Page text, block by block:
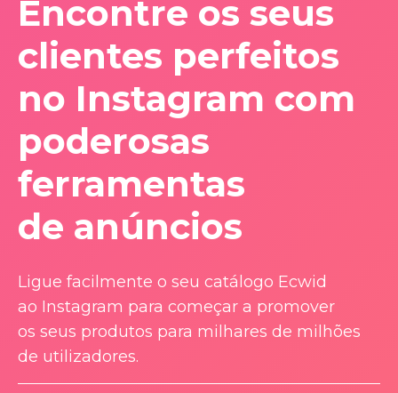
Encontre os seus
clientes perfeitos
no Instagram com
poderosas
ferramentas
de anúncios
Ligue facilmente o seu catálogo Ecwid
ao Instagram para começar a promover
os seus produtos para milhares de milhões
de utilizadores.